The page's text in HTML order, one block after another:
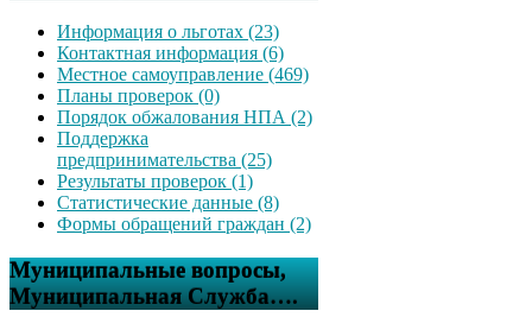
Информация о льготах (23)
Контактная информация (6)
Местное самоуправление (469)
Планы проверок (0)
Порядок обжалования НПА (2)
Поддержка
предпринимательства (25)
Результаты проверок (1)
Статистические данные (8)
Формы обращений граждан (2)
Муниципальные вопросы,
Муниципальная Служба….